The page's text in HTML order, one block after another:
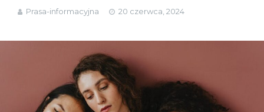
Prasa-informacyjna 20 czerwca, 2024